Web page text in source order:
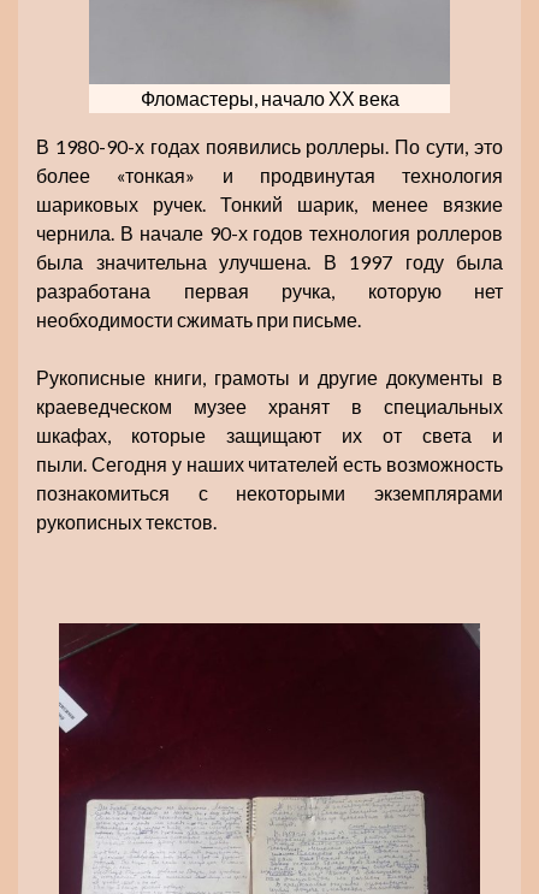
Фломастеры, начало ХХ века
В 1980-90-х годах появились роллеры. По сути, это
более «тонкая» и продвинутая технология
шариковых ручек. Тонкий шарик, менее вязкие
чернила. В начале 90-х годов технология роллеров
была значительна улучшена. В 1997 году была
разработана первая ручка, которую нет
необходимости сжимать при письме.
Рукописные книги, грамоты и другие документы в
краеведческом музее хранят в специальных
шкафах, которые защищают их от света и
пыли. Сегодня у наших читателей есть возможность
познакомиться с некоторыми экземплярами
рукописных текстов.